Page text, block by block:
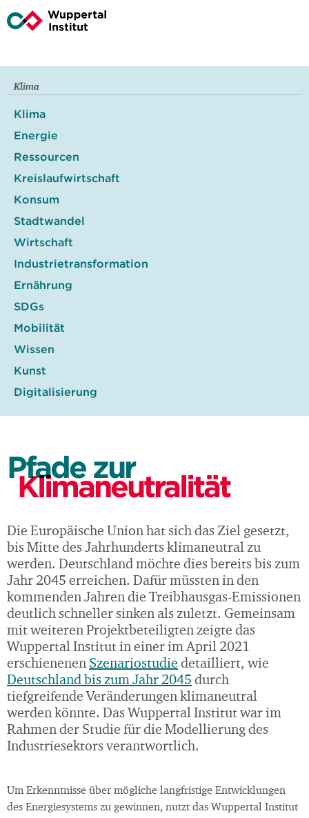
Klima
Klima
Energie
Ressourcen
Kreislaufwirtschaft
Konsum
Stadtwandel
Wirtschaft
Industrietransformation
Ernährung
SDGs
Mobilität
Wissen
Kunst
Digitalisierung
Pfade zur
Klimaneutralität
Die Europäische Union hat sich das Ziel gesetzt,
bis Mitte des Jahrhunderts klimaneutral zu
werden. Deutschland möchte dies bereits bis zum
Jahr 2045 erreichen. Dafür müssten in den
kommenden Jahren die Treibhausgas-Emissionen
deutlich schneller sinken als zuletzt. Gemeinsam
mit weiteren Projektbeteiligten zeigte das
Wuppertal Institut in einer im April 2021
erschienenen Szenariostudie detailliert, wie
Deutschland bis zum Jahr 2045 durch
tiefgreifende Veränderungen klimaneutral
werden könnte. Das Wuppertal Institut war im
Rahmen der Studie für die Modellierung des
Industriesektors verantwortlich.
Um Erkenntnisse über mögliche langfristige Entwicklungen
des Energiesystems zu gewinnen, nutzt das Wuppertal Institut